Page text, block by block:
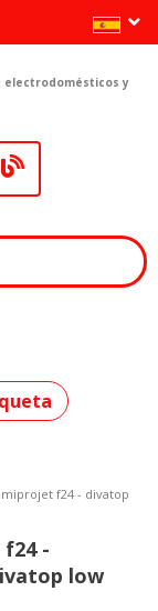
electrodomésticos y
f24 - divatop
-
low